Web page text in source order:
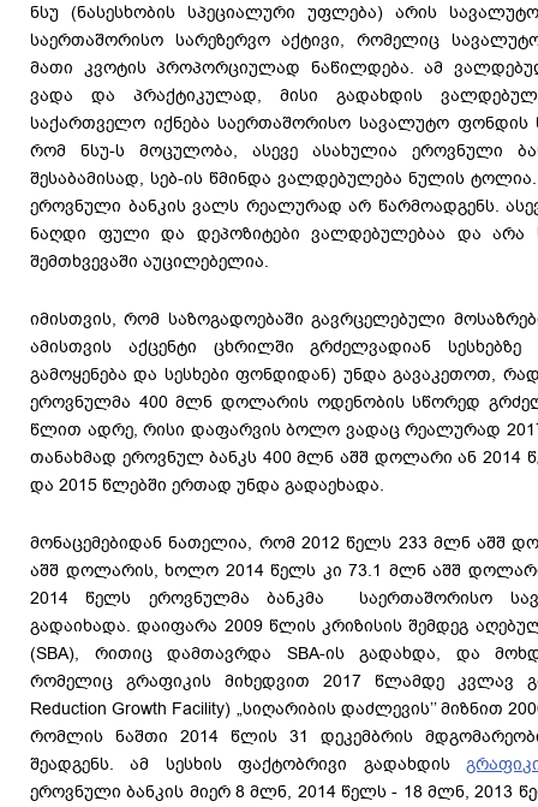
ნსუ (ნასესხობის სპეციალური უფლება) არის
საერთაშორისო სარეზერვო აქტივი, რომელიც
მათი კვოტის პროპორციულად ნაწილდება. ამ
ვადა და პრაქტიკულად, მისი გადახდის
საქართველო იქნება საერთაშორისო სავალუტო ფონდის
რომ ნსუ-ს მოცულობა, ასევე ასახულია ეროვნული
შესაბამისად, სებ-ის წმინდა ვალდებულება ნულის
ეროვნული ბანკის ვალს რეალურად არ წარმოადგენს.
ნაღდი ფული და დეპოზიტები ვალდებულებაა და არა
შემთხვევაში აუცილებელია.
იმისთვის, რომ საზოგადოებაში გავრცელებული
ამისთვის აქცენტი ცხრილში გრძელვადიან
გამოყენება და სესხები ფონდიდან) უნდა გავაკეთოთ,
ეროვნულმა 400 მლნ დოლარის ოდენობის სწორედ
წლით ადრე, რისი დაფარვის ბოლო ვადაც რეალურად
თანახმად ეროვნულ ბანკს 400 მლნ აშშ დოლარი ან 2014
და 2015 წლებში ერთად უნდა გადაეხადა.
მონაცემებიდან ნათელია, რომ 2012 წელს 233 მლნ აშშ
აშშ დოლარის, ხოლო 2014 წელს კი 73.1 მლნ აშშ
2014 წელს ეროვნულმა ბანკმა საერთაშორისო
გადაიხადა. დაიფარა 2009 წლის კრიზისის შემდეგ
(SBA), რითიც დამთავრდა SBA-ის გადახდა, და
რომელიც გრაფიკის მიხედვით 2017 წლამდე კვლავ
Reduction Growth Facility) „სიღარიბის დაძლევის’’ მიზნით
რომლის ნაშთი 2014 წლის 31 დეკემბრის
შეადგენს. ამ სესხის ფაქტობრივი გადახდის
ეროვნული ბანკის მიერ 8 მლნ, 2014 წელს - 18 მლნ, 2013